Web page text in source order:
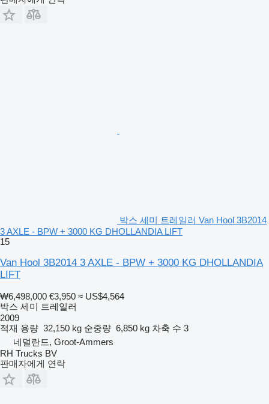
박스 세미 트레일러 Van Hool 3B2014
3 AXLE - BPW + 3000 KG DHOLLANDIA LIFT
15
Van Hool 3B2014 3 AXLE - BPW + 3000 KG DHOLLANDIA
LIFT
₩6,498,000 €3,950 ≈ US$4,564
박스 세미 트레일러
2009
적재 용량 32,150 kg 순중량 6,850 kg 차축 수 3
네덜란드, Groot-Ammers
RH Trucks BV
판매자에게 연락